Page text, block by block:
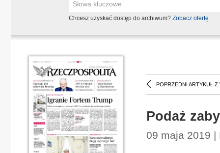
Chcesz uzyskać dostęp do archiwum? Zobacz ofertę
POPRZEDNI ARTYKUŁ Z
Podaż
09 maja 2019